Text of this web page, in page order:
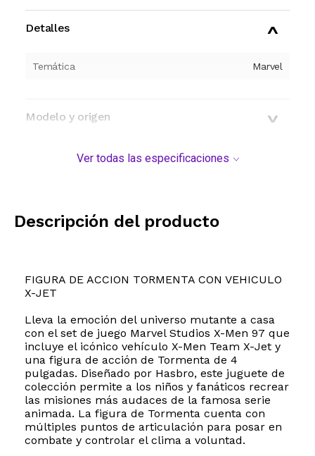
Detalles
Temática Marvel
Modelo y origen
Ver todas las especificaciones
Descripción del producto
FIGURA DE ACCION TORMENTA CON VEHICULO
X-JET
Lleva la emoción del universo mutante a casa
con el set de juego Marvel Studios X-Men 97 que
incluye el icónico vehículo X-Men Team X-Jet y
una figura de acción de Tormenta de 4
pulgadas. Diseñado por Hasbro, este juguete de
colección permite a los niños y fanáticos recrear
las misiones más audaces de la famosa serie
animada. La figura de Tormenta cuenta con
múltiples puntos de articulación para posar en
combate y controlar el clima a voluntad.